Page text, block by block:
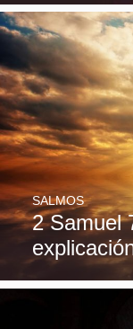
2 Samuel
SALMOS